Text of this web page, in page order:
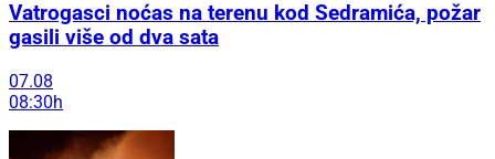
Vatrogasci noćas na terenu kod Sedramića, požar
gasili više od dva sata
07.08
08:30h